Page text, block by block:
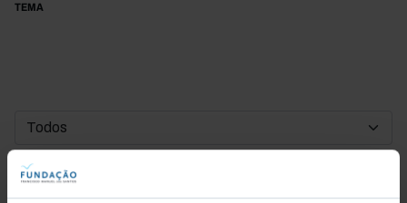
TEMA
DATA DE INÍCIO